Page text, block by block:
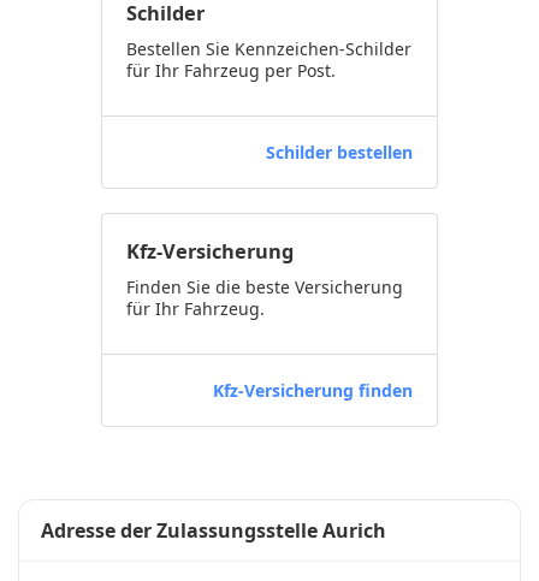
Schilder
Bestellen Sie Kennzeichen-Schilder
für Ihr Fahrzeug per Post.
Schilder bestellen
Kfz-Versicherung
Finden Sie die beste Versicherung
für Ihr Fahrzeug.
Kfz-Versicherung finden
Adresse der Zulassungsstelle Aurich